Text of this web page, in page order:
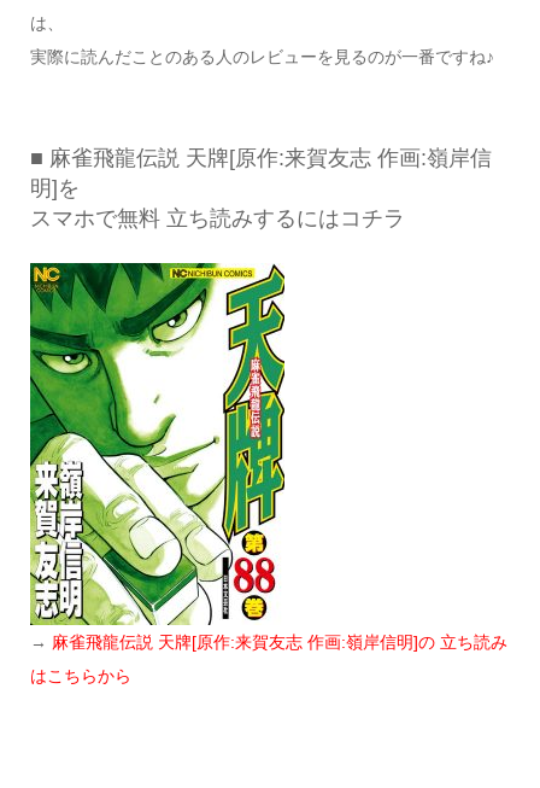
は、
実際に読んだことのある人のレビューを見るのが一番ですね♪
■ 麻雀飛龍伝説 天牌[原作:来賀友志 作画:嶺岸信
明]を
スマホで無料 立ち読みするにはコチラ
→ 麻雀飛龍伝説 天牌[原作:来賀友志 作画:嶺岸信明]の 立ち読み
はこちらから